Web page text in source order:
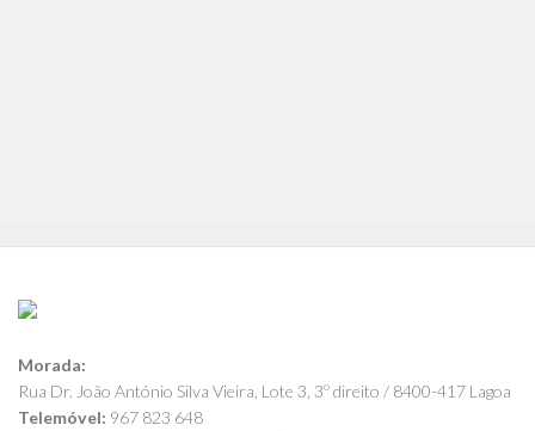
Morada:
Rua Dr. João António Silva Vieira, Lote 3, 3º direito / 8400-417 Lagoa
Telemóvel: 967 823 648